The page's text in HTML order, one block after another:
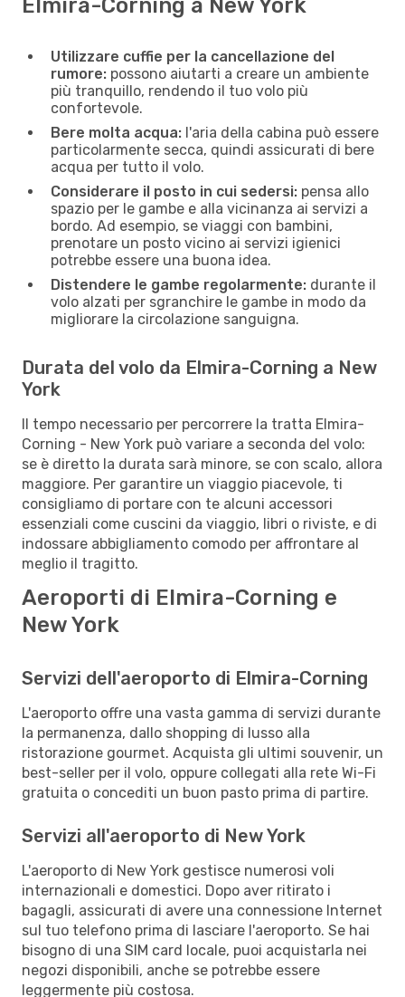
Elmira-Corning a New York
Utilizzare cuffie per la cancellazione del
rumore: possono aiutarti a creare un ambiente
più tranquillo, rendendo il tuo volo più
confortevole.
Bere molta acqua: l'aria della cabina può essere
particolarmente secca, quindi assicurati di bere
acqua per tutto il volo.
Considerare il posto in cui sedersi: pensa allo
spazio per le gambe e alla vicinanza ai servizi a
bordo. Ad esempio, se viaggi con bambini,
prenotare un posto vicino ai servizi igienici
potrebbe essere una buona idea.
Distendere le gambe regolarmente: durante il
volo alzati per sgranchire le gambe in modo da
migliorare la circolazione sanguigna.
Durata del volo da Elmira-Corning a New
York
Il tempo necessario per percorrere la tratta Elmira-
Corning - New York può variare a seconda del volo:
se è diretto la durata sarà minore, se con scalo, allora
maggiore. Per garantire un viaggio piacevole, ti
consigliamo di portare con te alcuni accessori
essenziali come cuscini da viaggio, libri o riviste, e di
indossare abbigliamento comodo per affrontare al
meglio il tragitto.
Aeroporti di Elmira-Corning e
New York
Servizi dell'aeroporto di Elmira-Corning
L'aeroporto offre una vasta gamma di servizi durante
la permanenza, dallo shopping di lusso alla
ristorazione gourmet. Acquista gli ultimi souvenir, un
best-seller per il volo, oppure collegati alla rete Wi-Fi
gratuita o concediti un buon pasto prima di partire.
Servizi all'aeroporto di New York
L'aeroporto di New York gestisce numerosi voli
internazionali e domestici. Dopo aver ritirato i
bagagli, assicurati di avere una connessione Internet
sul tuo telefono prima di lasciare l'aeroporto. Se hai
bisogno di una SIM card locale, puoi acquistarla nei
negozi disponibili, anche se potrebbe essere
leggermente più costosa.